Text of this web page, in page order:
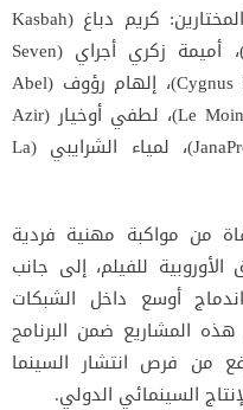
وشملت لائحة المنتجين والمنتجات المختارين: كريم دباغ (Kasbah
Films)، مريم عدو (Iris Production)، أميمة زكري أجراي (Seven
Shots)، فيصل القديري (Cygnus Productions)، إلهام رؤوف (Abel
Aflam)، علاء الدين الجم (Le Moindre Geste)، لطفي أوخيار (Azir
Productions)، رشيدة السعدي (JanaProd)، لمياء الشرايبي (La
من مواكبة مهنية فردية
للفيلم، إلى جانب
أوسع داخل الشبكات
المشاريع ضمن البرنامج
من فرص انتشار السينما
السينمائي الدولي.